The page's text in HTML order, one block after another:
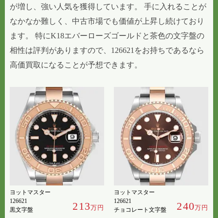
が増し、強い人気を獲得しています。 手に入れることが
なかなか難しく、中古市場でも価値が上昇し続けており
ます。 特にK18エバーローズゴールドと茶色の文字盤の
相性は評判がありますので、126621をお持ちであるなら
高価買取になることが予想できます。
ヨットマスター
126621
黒文字盤
213万円
ヨットマスター
126621
チョコレート文字盤
240万円